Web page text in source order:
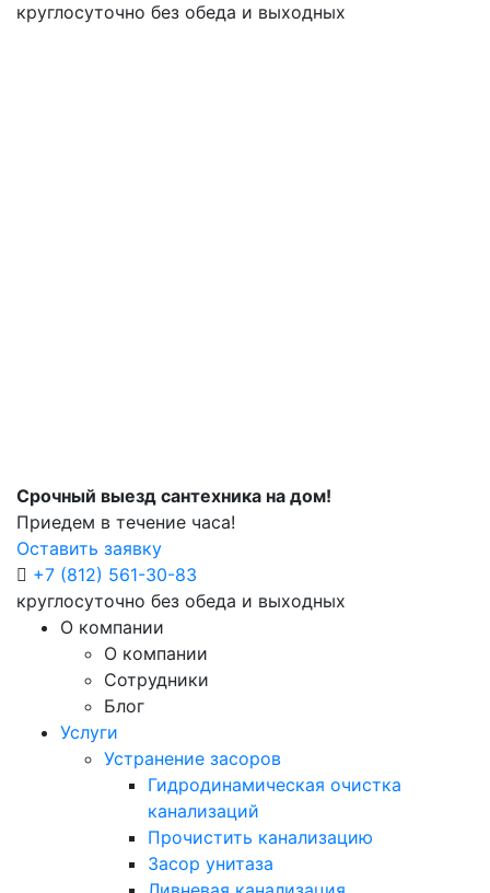
круглосуточно без обеда и выходных
Срочный выезд сантехника на дом!
Приедем в течение часа!
Оставить заявку
+7 (812) 561-30-83
круглосуточно без обеда и выходных
О компании
О компании
Сотрудники
Блог
Услуги
Устранение засоров
Гидродинамическая очистка
канализаций
Прочистить канализацию
Засор унитаза